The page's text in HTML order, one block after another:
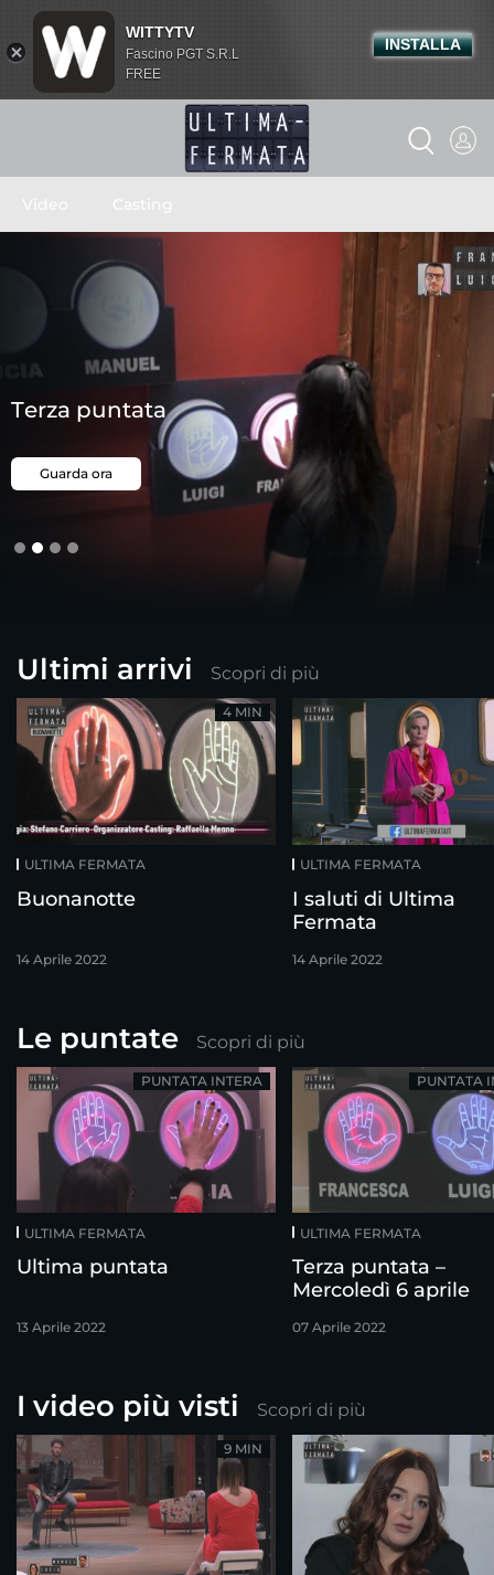
Video Casting
Terza puntata
Guarda ora
Ultimi arrivi Scopri di più
ULTIMA FERMATA
Buonanotte
14 Aprile 2022
4 MIN
ULTIMA FERMATA
I saluti di Ultima
Fermata
14 Aprile 2022
Le puntate Scopri di più
ULTIMA FERMATA
Ultima puntata
13 Aprile 2022
PUNTATA INTERA
ULTIMA FERMATA
Terza puntata –
Mercoledì 6 aprile
07 Aprile 2022
PUNTATA
I video più visti Scopri di più
9 MIN
WITTYTV
Fascino PGT S.R.L
FREE
INSTALLA